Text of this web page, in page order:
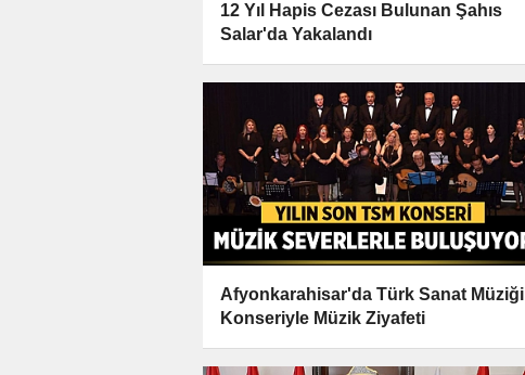
12 Yıl Hapis Cezası Bulunan Şahıs
Salar'da Yakalandı
Afyonkarahisar'da Türk Sanat Müziği
Konseriyle Müzik Ziyafeti